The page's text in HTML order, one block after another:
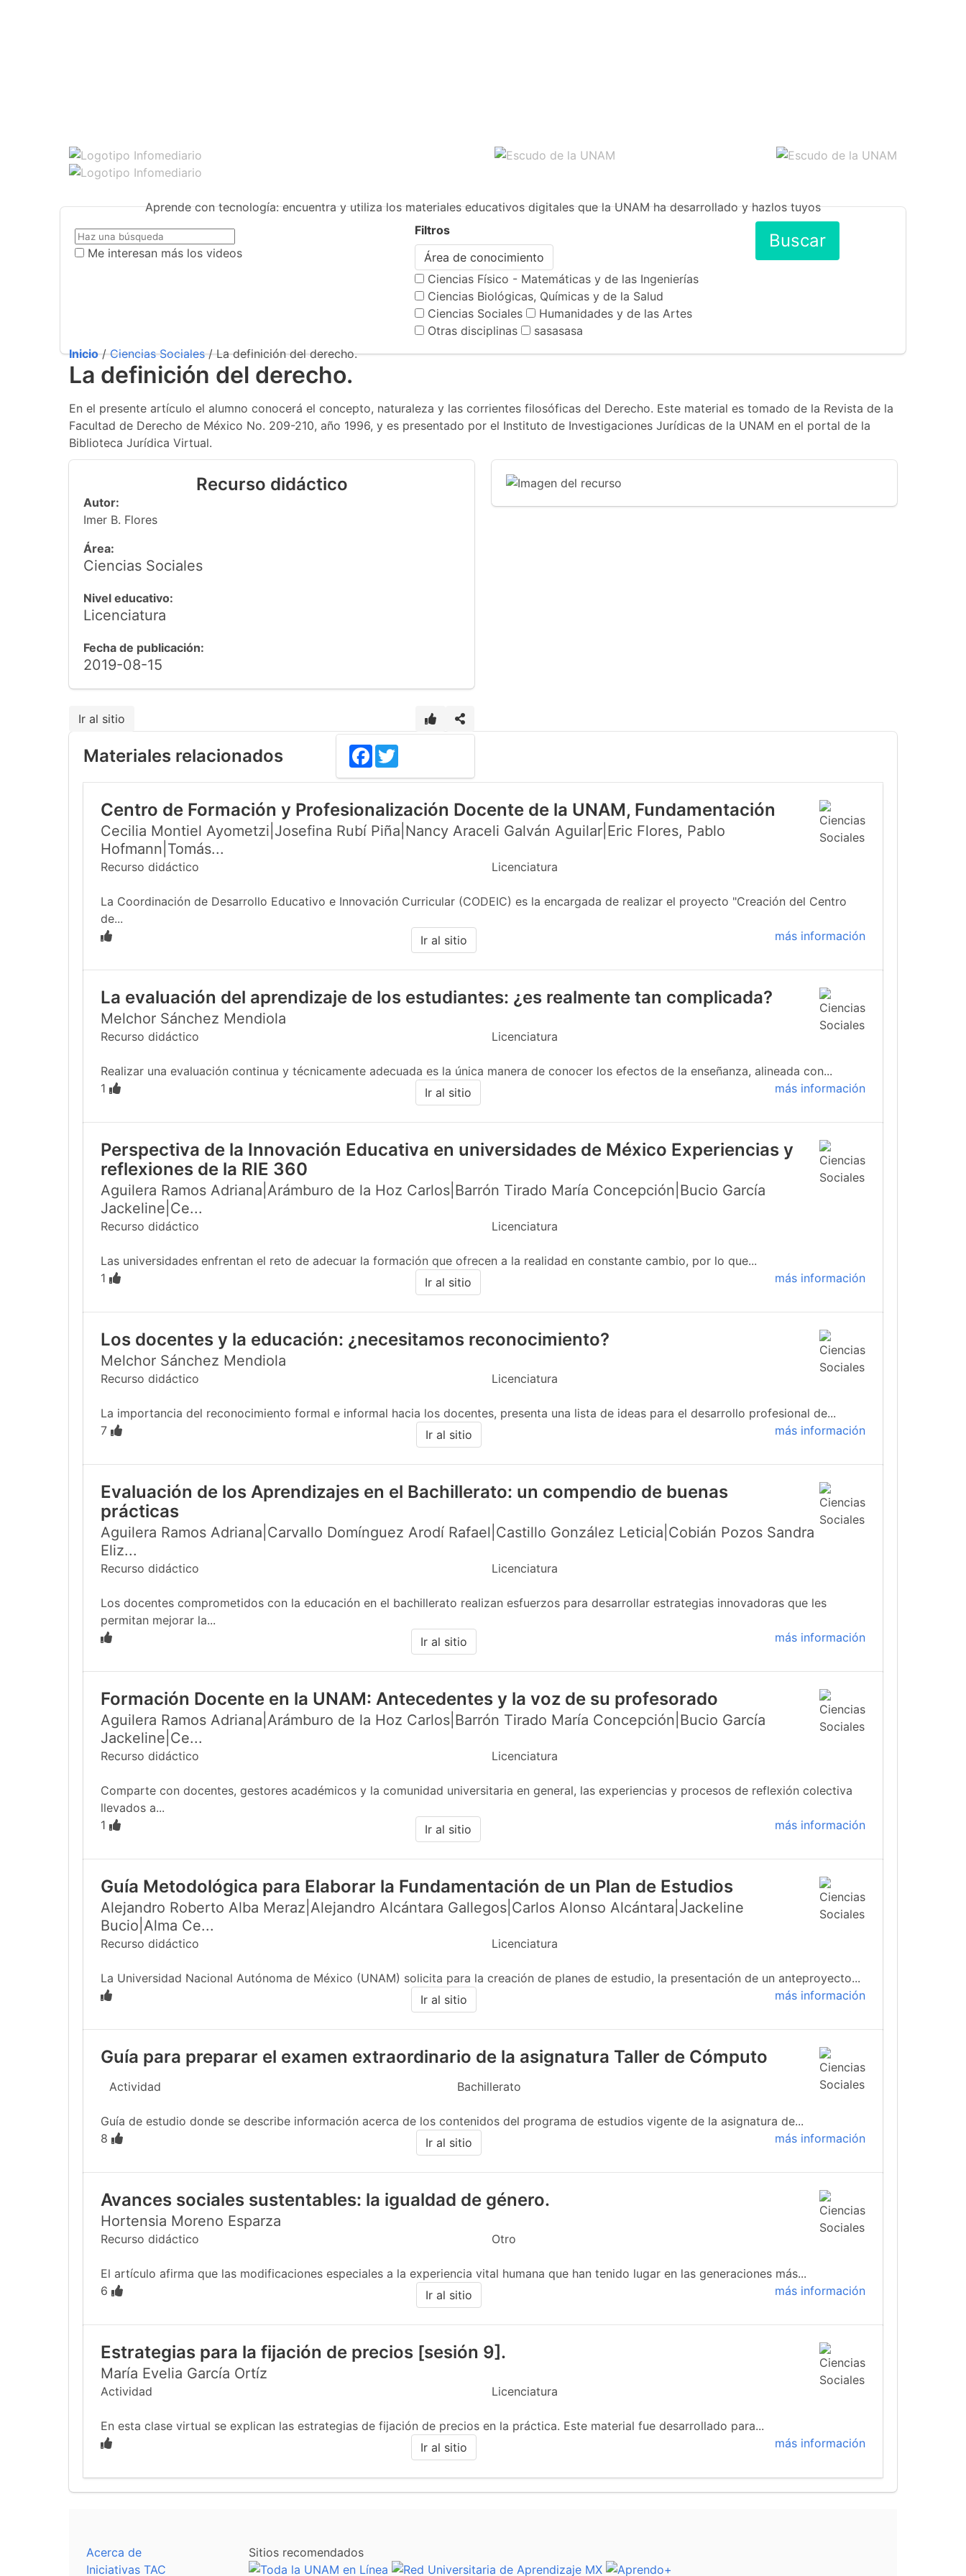
Aprende con tecnología: encuentra y utiliza los materiales educativos digitales que la UNAM ha desarrollado y hazlos tuyos
Me interesan más los videos
Filtros
Área de conocimiento
Ciencias Físico - Matemáticas y de las Ingenierías
Ciencias Biológicas, Químicas y de la Salud
Ciencias Sociales
Humanidades y de las Artes
Otras disciplinas
sasasasa
Buscar
Inicio/Ciencias Sociales/ La definición del derecho.
La definición del derecho.
En el presente artículo el alumno conocerá el concepto, naturaleza y las corrientes filosóficas del Derecho. Este material es tomado de la Revista de la
Facultad de Derecho de México No. 209-210, año 1996, y es presentado por el Instituto de Investigaciones Jurídicas de la UNAM en el portal de la
Biblioteca Jurídica Virtual.
Recurso didáctico
Autor:
Imer B. Flores
Área:
Ciencias Sociales
Nivel educativo:
Licenciatura
Fecha de publicación:
2019-08-15
Ir al sitio
Facebook
Materiales relacionados
Centro de Formación y Profesionalización Docente de la UNAM, Fundamentación
Cecilia Montiel Ayometzi|Josefina Rubí Piña|Nancy Araceli Galván Aguilar|Eric Flores, Pablo
Hofmann|Tomás...
Recurso didáctico Licenciatura
La Coordinación de Desarrollo Educativo e Innovación Curricular (CODEIC) es la encargada de realizar el proyecto "Creación del Centro
de...
más información
Ir al sitio
La evaluación del aprendizaje de los estudiantes: ¿es realmente tan complicada?
Melchor Sánchez Mendiola
Recurso didáctico Licenciatura
Realizar una evaluación continua y técnicamente adecuada es la única manera de conocer los efectos de la enseñanza, alineada con...
1
más información
Ir al sitio
Perspectiva de la Innovación Educativa en universidades de México Experiencias y
reflexiones de la RIE 360
Aguilera Ramos Adriana|Arámburo de la Hoz Carlos|Barrón Tirado María Concepción|Bucio García
Jackeline|Ce...
Recurso didáctico Licenciatura
Las universidades enfrentan el reto de adecuar la formación que ofrecen a la realidad en constante cambio, por lo que...
1
más información
Ir al sitio
Los docentes y la educación: ¿necesitamos reconocimiento?
Melchor Sánchez Mendiola
Recurso didáctico Licenciatura
La importancia del reconocimiento formal e informal hacia los docentes, presenta una lista de ideas para el desarrollo profesional de...
7
más información
Ir al sitio
Evaluación de los Aprendizajes en el Bachillerato: un compendio de buenas
prácticas
Aguilera Ramos Adriana|Carvallo Domínguez Arodí Rafael|Castillo González Leticia|Cobián Pozos Sandra
Eliz...
Recurso didáctico Licenciatura
Los docentes comprometidos con la educación en el bachillerato realizan esfuerzos para desarrollar estrategias innovadoras que les
permitan mejorar la...
más información
Ir al sitio
Formación Docente en la UNAM: Antecedentes y la voz de su profesorado
Aguilera Ramos Adriana|Arámburo de la Hoz Carlos|Barrón Tirado María Concepción|Bucio García
Jackeline|Ce...
Recurso didáctico Licenciatura
Comparte con docentes, gestores académicos y la comunidad universitaria en general, las experiencias y procesos de reflexión colectiva
llevados a...
1
más información
Ir al sitio
Guía Metodológica para Elaborar la Fundamentación de un Plan de Estudios
Alejandro Roberto Alba Meraz|Alejandro Alcántara Gallegos|Carlos Alonso Alcántara|Jackeline
Bucio|Alma Ce...
Recurso didáctico Licenciatura
La Universidad Nacional Autónoma de México (UNAM) solicita para la creación de planes de estudio, la presentación de un anteproyecto...
más información
Ir al sitio
Guía para preparar el examen extraordinario de la asignatura Taller de Cómputo
Actividad Bachillerato
Guía de estudio donde se describe información acerca de los contenidos del programa de estudios vigente de la asignatura de...
8
más información
Ir al sitio
Avances sociales sustentables: la igualdad de género.
Hortensia Moreno Esparza
Recurso didáctico Otro
El artículo afirma que las modificaciones especiales a la experiencia vital humana que han tenido lugar en las generaciones más...
6
más información
Ir al sitio
Estrategias para la fijación de precios [sesión 9].
María Evelia García Ortíz
Actividad Licenciatura
En esta clase virtual se explican las estrategias de fijación de precios en la práctica. Este material fue desarrollado para...
más información
Ir al sitio
Acerca de
Iniciativas TAC
Sitios recomendados